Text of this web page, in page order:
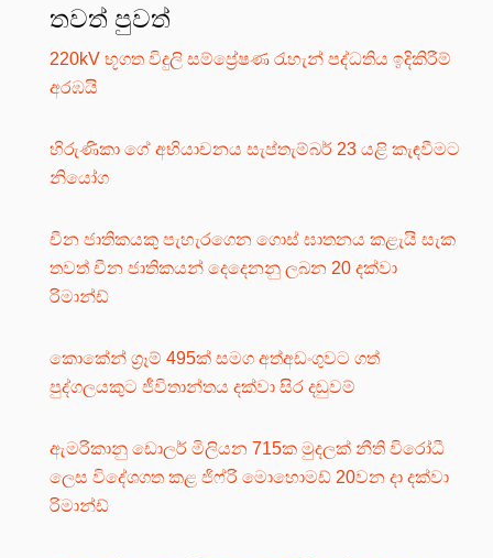
තවත් පුවත්
220kV භූගත විදුලි සම්ප්‍රේෂණ රැහැන් පද්ධතිය ඉදිකිරීම්
අරඹයි
හිරුණිකා ගේ අභියාචනය සැප්තැම්බර් 23 යළි කැඳවීමට
නියෝග
චීන ජාතිකයකු පැහැරගෙන ගොස් ඝාතනය කළැයි සැක
තවත් චීන ජාතිකයන් දෙදෙනනු ලබන 20 දක්වා
රිමාන්ඩ්
කොකේන් ග්‍රෑම් 495ක් සමග අත්අඩංගුවට ගත්
පුද්ගලයකුට ජීවිතාන්තය දක්වා සිර දඬුවම්
ඇමරිකානු ඩොලර් මිලියන 715ක මුදලක් නීති විරෝධී
ලෙස විදේශගත කළ ජිෆ්රි මොහොමඩ් 20වන දා දක්වා
රිමාන්ඩ්